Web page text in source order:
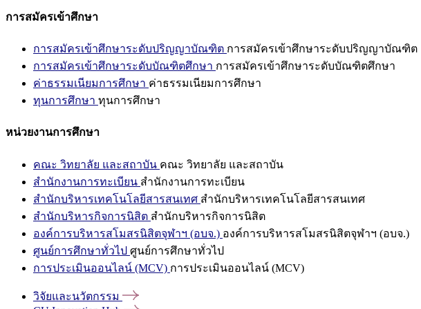
การสมัครเข้าศึกษา
การสมัครเข้าศึกษาระดับปริญญาบัณฑิต การสมัครเข้าศึกษาระดับปริญญาบัณฑิต
การสมัครเข้าศึกษาระดับบัณฑิตศึกษา การสมัครเข้าศึกษาระดับบัณฑิตศึกษา
ค่าธรรมเนียมการศึกษา ค่าธรรมเนียมการศึกษา
ทุนการศึกษา ทุนการศึกษา
หน่วยงานการศึกษา
คณะ วิทยาลัย และสถาบัน คณะ วิทยาลัย และสถาบัน
สำนักงานการทะเบียน สำนักงานการทะเบียน
สำนักบริหารเทคโนโลยีสารสนเทศ สำนักบริหารเทคโนโลยีสารสนเทศ
สำนักบริหารกิจการนิสิต สำนักบริหารกิจการนิสิต
องค์การบริหารสโมสรนิสิตจุฬาฯ (อบจ.) องค์การบริหารสโมสรนิสิตจุฬาฯ (อบจ.)
ศูนย์การศึกษาทั่วไป ศูนย์การศึกษาทั่วไป
การประเมินออนไลน์ (MCV) การประเมินออนไลน์ (MCV)
วิจัยและนวัตกรรม